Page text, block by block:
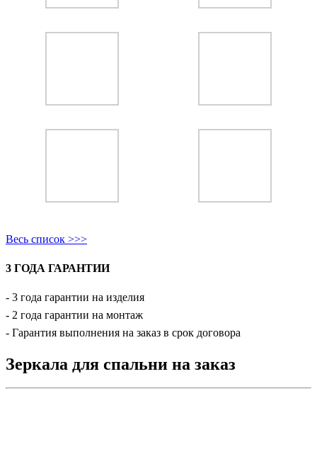
Весь список >>>
3 ГОДА ГАРАНТИИ
- 3 года гарантии на изделия
- 2 года гарантии на монтаж
- Гарантия выполнения на заказ в срок договора
Зеркала для спальни на заказ